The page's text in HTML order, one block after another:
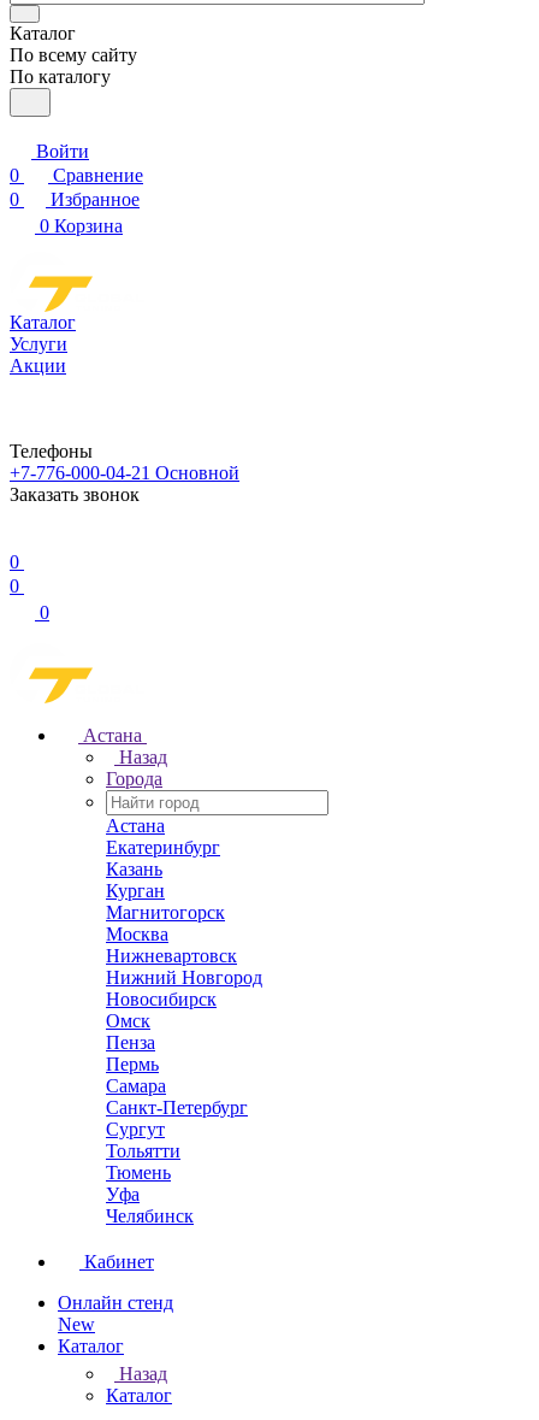
Каталог
По всему сайту
По каталогу
Войти
0
Сравнение
0
Избранное
0 Корзина
Каталог
Услуги
Акции
Телефоны
+7-776-000-04-21 Основной
Заказать звонок
0
0
0
Астана
Назад
Города
Астана
Екатеринбург
Казань
Курган
Магнитогорск
Москва
Нижневартовск
Нижний Новгород
Новосибирск
Омск
Пенза
Пермь
Самара
Санкт-Петербург
Сургут
Тольятти
Тюмень
Уфа
Челябинск
Кабинет
Онлайн стенд
New
Каталог
Назад
Каталог